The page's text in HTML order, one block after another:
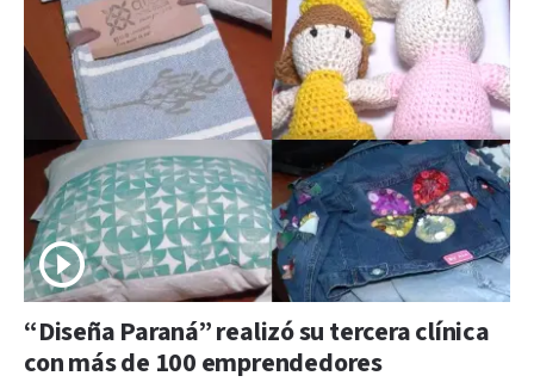
“Diseña Paraná” realizó su tercera clínica
con más de 100 emprendedores